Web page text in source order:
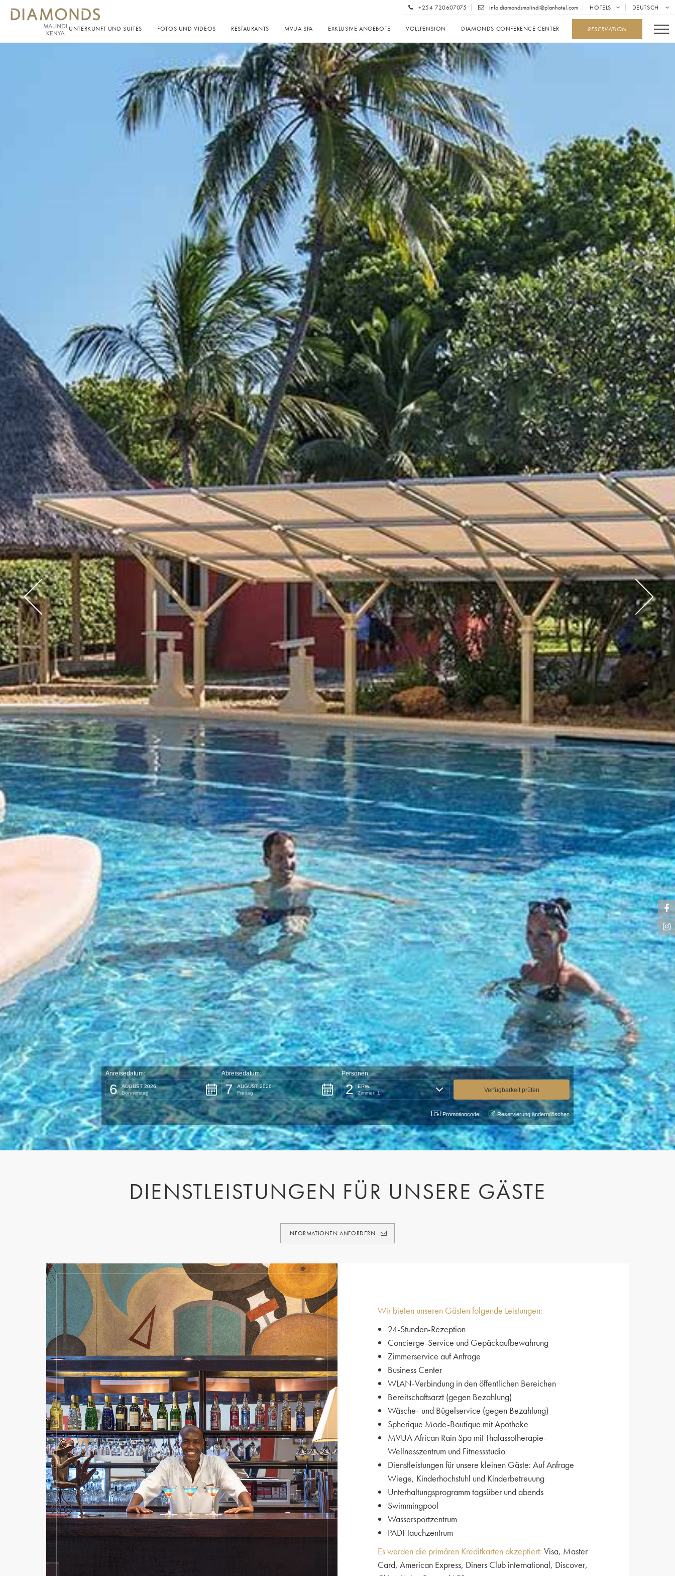
+254 720607075 info.diamondsmalindi@planhotel.com HOTELS DEUTSCH
RESERVATION
UNTERKUNFT UND SUITES FOTOS UND VIDEOS RESTAURANTS MVUA SPA EXKLUSIVE ANGEBOTE VOLLPENSION DIAMONDS CONFERENCE CENTER
Anreisedatum:
6
AUGUST 2026
Donnerstag
Abreisedatum:
7
AUGUST 2026
Freitag
Personen:
2
ERW.:
Zimmer: 1
Promotioncode: Reservierung ändern/löschen
DIENSTLEISTUNGEN FÜR UNSERE GÄSTE
INFORMATIONEN ANFORDERN
Wir bieten unseren Gästen folgende Leistungen:
24-Stunden-Rezeption
Concierge-Service und Gepäckaufbewahrung
Zimmerservice auf Anfrage
Business Center
WLAN-Verbindung in den öffentlichen Bereichen
Bereitschaftsarzt (gegen Bezahlung)
Wäsche- und Bügelservice (gegen Bezahlung)
Spherique Mode-Boutique mit Apotheke
MVUA African Rain Spa mit Thalassotherapie-
Wellnesszentrum und Fitnessstudio
Dienstleistungen für unsere kleinen Gäste: Auf Anfrage
Wiege, Kinderhochstuhl und Kinderbetreuung
Unterhaltungsprogramm tagsüber und abends
Swimmingpool
Wassersportzentrum
PADI Tauchzentrum
Es werden die primären Kreditkarten akzeptiert: Visa, Master
Card, American Express, Diners Club international, Discover,